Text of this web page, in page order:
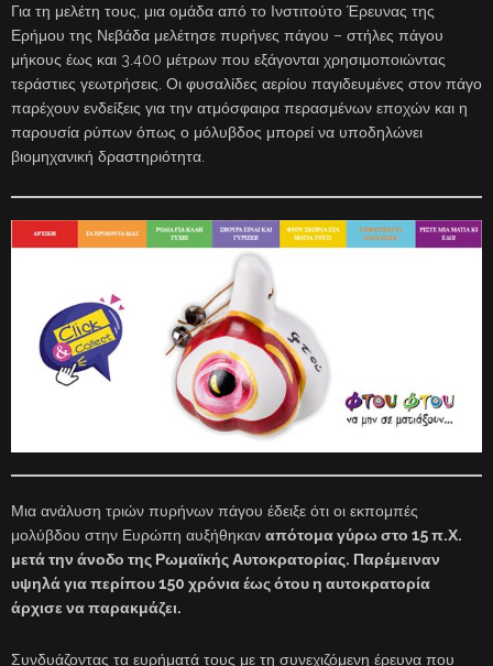
Για τη μελέτη τους, μια ομάδα από το Ινστιτούτο Έρευνας της
Ερήμου της Νεβάδα μελέτησε πυρήνες πάγου – στήλες πάγου
μήκους έως και 3.400 μέτρων που εξάγονται χρησιμοποιώντας
τεράστιες γεωτρήσεις. Οι φυσαλίδες αερίου παγιδευμένες στον πάγο
παρέχουν ενδείξεις για την ατμόσφαιρα περασμένων εποχών και η
παρουσία ρύπων όπως ο μόλυβδος μπορεί να υποδηλώνει
βιομηχανική δραστηριότητα.
Μια ανάλυση τριών πυρήνων πάγου έδειξε ότι οι εκπομπές
μολύβδου στην Ευρώπη αυξήθηκαν απότομα γύρω στο 15 π.Χ.
μετά την άνοδο της Ρωμαϊκής Αυτοκρατορίας. Παρέμειναν
υψηλά για περίπου 150 χρόνια έως ότου η αυτοκρατορία
άρχισε να παρακμάζει.
Συνδυάζοντας τα ευρήματά τους με τη συνεχιζόμενη έρευνα που